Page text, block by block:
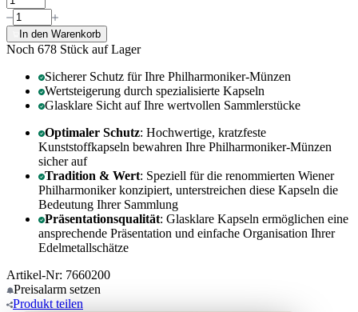
In den Warenkorb
Noch 678 Stück auf Lager
Sicherer Schutz für Ihre Philharmoniker-Münzen
Wertsteigerung durch spezialisierte Kapseln
Glasklare Sicht auf Ihre wertvollen Sammlerstücke
Optimaler Schutz: Hochwertige, kratzfeste
Kunststoffkapseln bewahren Ihre Philharmoniker-Münzen
sicher auf
Tradition & Wert: Speziell für die renommierten Wiener
Philharmoniker konzipiert, unterstreichen diese Kapseln die
Bedeutung Ihrer Sammlung
Präsentationsqualität: Glasklare Kapseln ermöglichen eine
ansprechende Präsentation und einfache Organisation Ihrer
Edelmetallschätze
Artikel-Nr: 7660200
Preisalarm setzen
Produkt teilen